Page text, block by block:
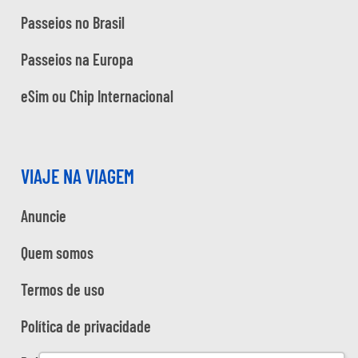
Passeios no Brasil
Passeios na Europa
eSim ou Chip Internacional
VIAJE NA VIAGEM
Anuncie
Quem somos
Termos de uso
Política de privacidade